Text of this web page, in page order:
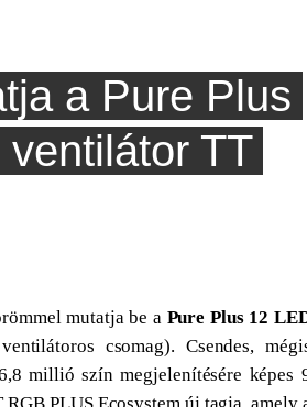
a Pure Plus
TT
mutatja be a Pure Plus 12
csomag). Csendes,
millió szín megjelenítésére képes